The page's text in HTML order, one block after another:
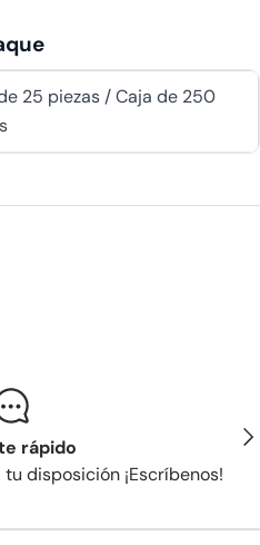
25 piezas / Caja de 250
rápido
disposición ¡Escríbenos!